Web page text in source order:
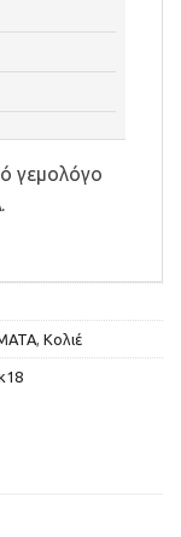
γεμολόγο
.
Κολιέ